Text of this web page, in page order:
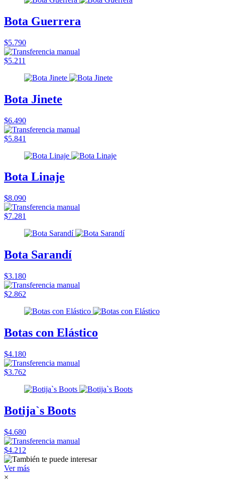
Bota Guerrera
$5.790
$5.211
Bota Jinete
$6.490
$5.841
Bota Linaje
$8.090
$7.281
Bota Sarandí
$3.180
$2.862
Botas con Elástico
$4.180
$3.762
Botija`s Boots
$4.680
$4.212
Ver más
×